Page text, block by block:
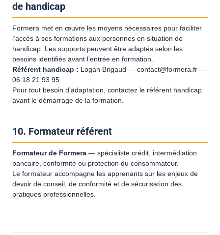
de handicap
Formera met en œuvre les moyens nécessaires pour faciliter
l’accès à ses formations aux personnes en situation de
handicap. Les supports peuvent être adaptés selon les
besoins identifiés avant l’entrée en formation.
Référent handicap : Logan Brigaud — contact@formera.fr —
06 18 21 93 95
Pour tout besoin d’adaptation, contactez le référent handicap
avant le démarrage de la formation.
10. Formateur référent
Formateur de Formera — spécialiste crédit, intermédiation
bancaire, conformité ou protection du consommateur.
Le formateur accompagne les apprenants sur les enjeux de
devoir de conseil, de conformité et de sécurisation des
pratiques professionnelles.